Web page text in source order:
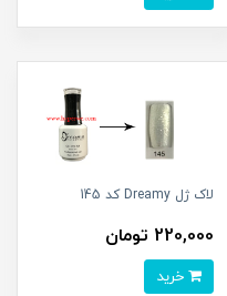
لاک ژل Dreamy کد 145
220,000 تومان